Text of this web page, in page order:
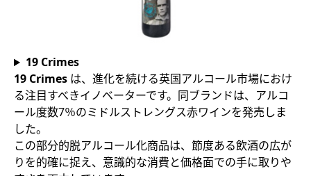
19 Crimes
19 Crimes は、進化を続ける英国アルコール市場におけ
る注目すべきイノベーターです。同ブランドは、アルコ
ール度数7％のミドルストレングス赤ワインを発売しま
した。
この部分的脱アルコール化商品は、節度ある飲酒の広が
りを的確に捉え、意識的な消費と価格面での手に取りや